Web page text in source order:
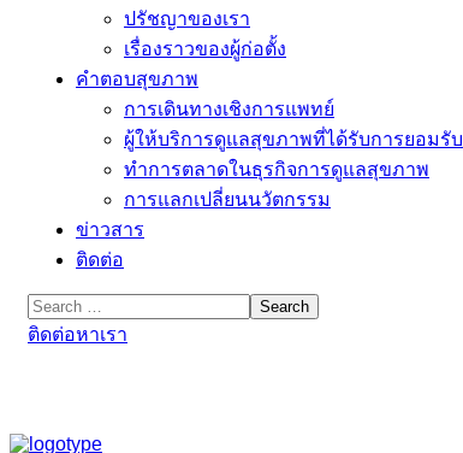
ปรัชญาของเรา
เรื่องราวของผู้ก่อตั้ง
คำตอบสุขภาพ
การเดินทางเชิงการแพทย์
ผู้ให้บริการดูแลสุขภาพที่ได้รับการยอมรับ
ทำการตลาดในธุรกิจการดูแลสุขภาพ
การแลกเปลี่ยนนวัตกรรม
ข่าวสาร
ติดต่อ
ติดต่อหาเรา